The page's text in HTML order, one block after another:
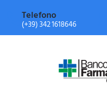
Telefono
(+39) 342 1618646